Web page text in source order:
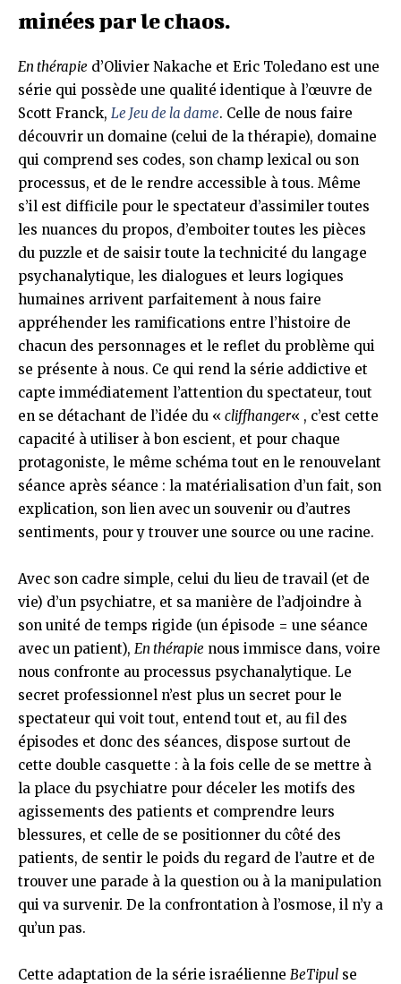
minées par le chaos.
En thérapie d’Olivier Nakache et Eric Toledano est une
série qui possède une qualité identique à l’œuvre de
Scott Franck, Le Jeu de la dame. Celle de nous faire
découvrir un domaine (celui de la thérapie), domaine
qui comprend ses codes, son champ lexical ou son
processus, et de le rendre accessible à tous. Même
s’il est difficile pour le spectateur d’assimiler toutes
les nuances du propos, d’emboiter toutes les pièces
du puzzle et de saisir toute la technicité du langage
psychanalytique, les dialogues et leurs logiques
humaines arrivent parfaitement à nous faire
appréhender les ramifications entre l’histoire de
chacun des personnages et le reflet du problème qui
se présente à nous. Ce qui rend la série addictive et
capte immédiatement l’attention du spectateur, tout
en se détachant de l’idée du « cliffhanger« , c’est cette
capacité à utiliser à bon escient, et pour chaque
protagoniste, le même schéma tout en le renouvelant
séance après séance : la matérialisation d’un fait, son
explication, son lien avec un souvenir ou d’autres
sentiments, pour y trouver une source ou une racine.
Avec son cadre simple, celui du lieu de travail (et de
vie) d’un psychiatre, et sa manière de l’adjoindre à
son unité de temps rigide (un épisode = une séance
avec un patient), En thérapie nous immisce dans, voire
nous confronte au processus psychanalytique. Le
secret professionnel n’est plus un secret pour le
spectateur qui voit tout, entend tout et, au fil des
épisodes et donc des séances, dispose surtout de
cette double casquette : à la fois celle de se mettre à
la place du psychiatre pour déceler les motifs des
agissements des patients et comprendre leurs
blessures, et celle de se positionner du côté des
patients, de sentir le poids du regard de l’autre et de
trouver une parade à la question ou à la manipulation
qui va survenir. De la confrontation à l’osmose, il n’y a
qu’un pas.
Cette adaptation de la série israélienne BeTipul se